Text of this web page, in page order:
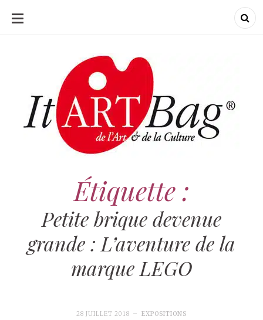
ALLER
CONTENU
ItArtBag
ItArtBag
Étiquette :
Petite brique devenue
grande : L’aventure de la
marque LEGO
28 JUILLET 2018 EXPOSITIONS